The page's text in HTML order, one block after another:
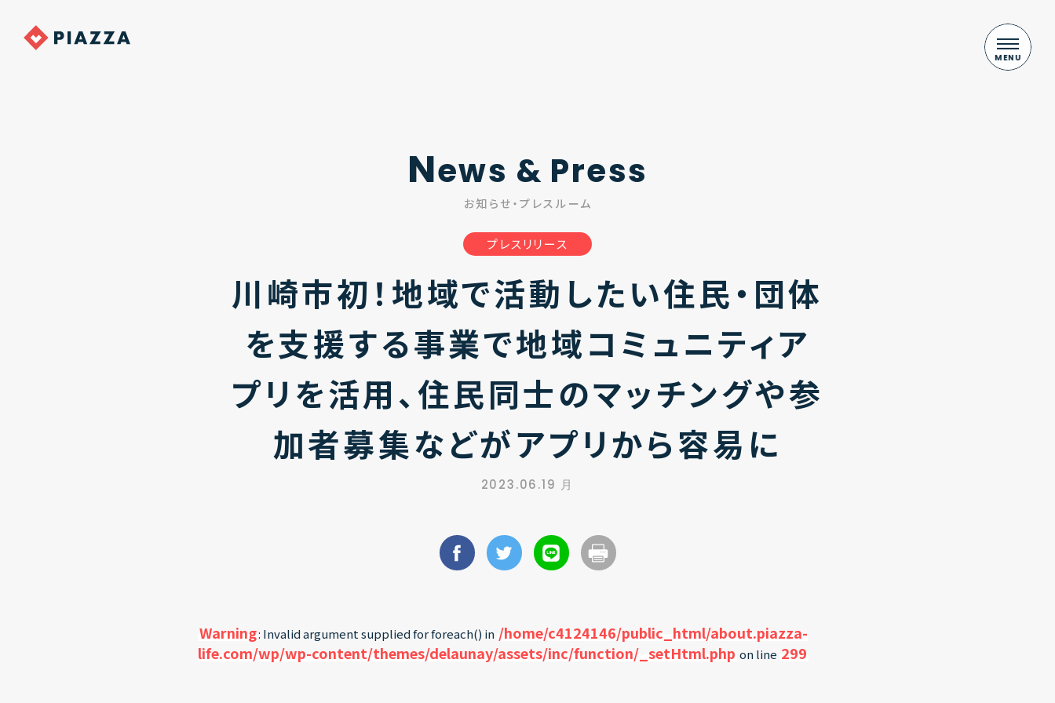
News & Press
お知らせ・プレスルーム
プレスリリース
川崎市初！地域で活動したい住民・団体
を支援する事業で地域コミュニティア
プリを活用、住民同士のマッチングや参
加者募集などがアプリから容易に
2023.06.19 月
Warning: Invalid argument supplied for foreach() in /home/c4124146/public_html/about.piazza-
life.com/wp/wp-content/themes/delaunay/assets/inc/function/_setHtml.php on line 299